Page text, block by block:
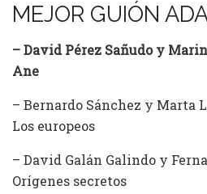
MEJOR GUIÓN
– David Pérez Sañudo y
Ane
– Bernardo Sánchez y Marta
Los europeos
– David Galán Galindo y
Orígenes secretos